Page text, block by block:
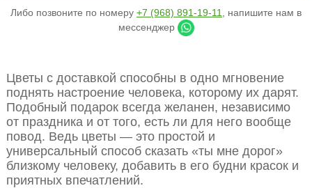
Либо позвоните по номеру +7 (968) 891-19-11
, напишите нам в
мессенджер
Цветы с доставкой способны в одно мгновение
поднять настроение человека, которому их дарят.
Подобный подарок всегда желанен, независимо
от праздника и от того, есть ли для него вообще
повод. Ведь цветы — это простой и
универсальный способ сказать «ты мне дорог»
близкому человеку, добавить в его будни красок и
приятных впечатлений.